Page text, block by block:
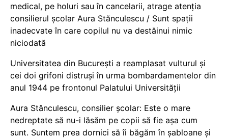
medical, pe holuri sau în cancelarii, atrage atenția
consilierul școlar Aura Stănculescu / Sunt spații
inadecvate în care copilul nu va destăinui nimic
niciodată
Universitatea din București a reamplasat vulturul și
cei doi grifoni distruși în urma bombardamentelor din
anul 1944 pe frontonul Palatului Universității
Aura Stănculescu, consilier școlar: Este o mare
nedreptate să nu-i lăsăm pe copii să fie așa cum
sunt. Suntem prea dornici să îi băgăm în șabloane și